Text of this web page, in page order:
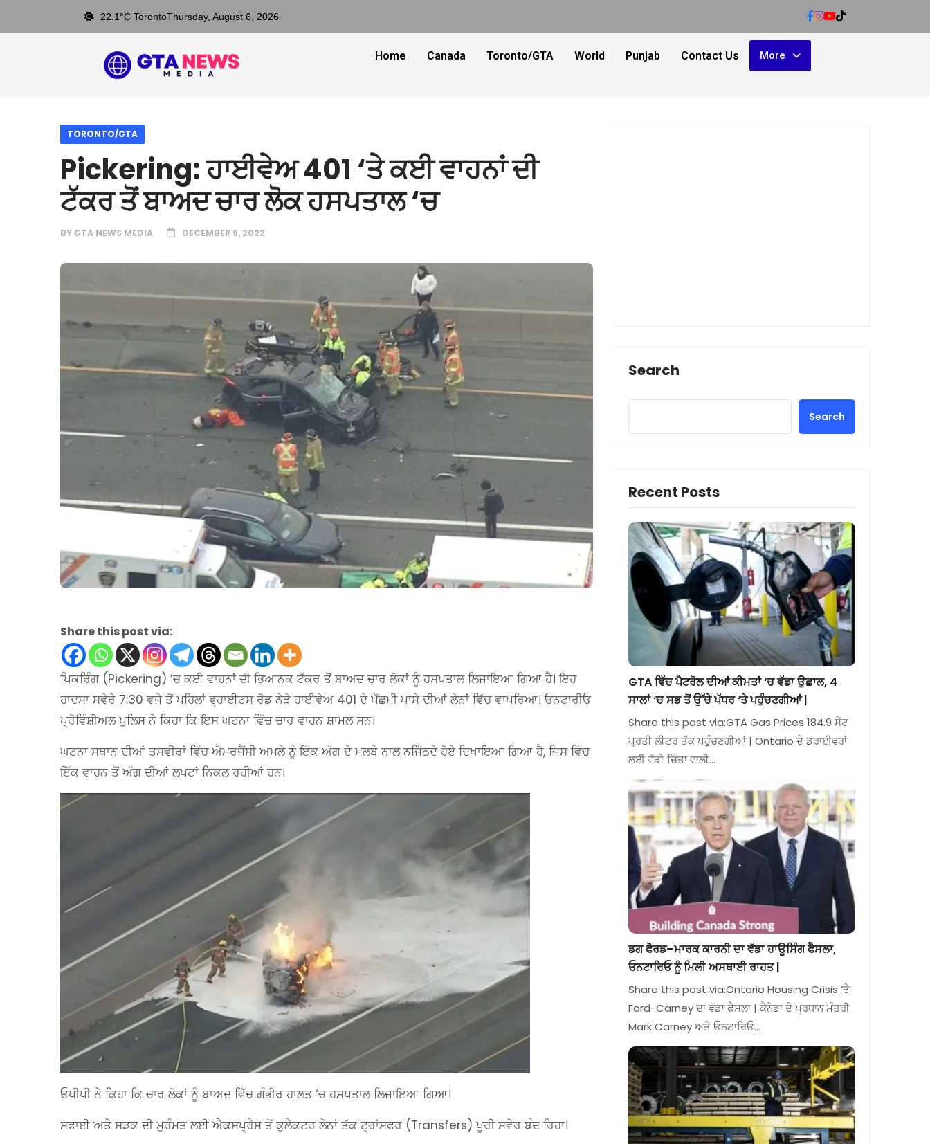
22.1°C TorontoThursday, August 6, 2026
Home Canada Toronto/GTA World Punjab Contact Us More
TORONTO/GTA
Pickering: ਹਾਈਵੇਅ 401 ‘ਤੇ ਕਈ ਵਾਹਨਾਂ ਦੀ
ਟੱਕਰ ਤੋਂ ਬਾਅਦ ਚਾਰ ਲੋਕ ਹਸਪਤਾਲ ‘ਚ
BY GTA NEWS MEDIA DECEMBER 9, 2022
Share this post via:
ਪਿਕਰਿੰਗ (Pickering) ‘ਚ ਕਈ ਵਾਹਨਾਂ ਦੀ ਭਿਆਨਕ ਟੱਕਰ ਤੋਂ ਬਾਅਦ ਚਾਰ ਲੋਕਾਂ ਨੂੰ ਹਸਪਤਾਲ ਲਿਜਾਇਆ ਗਿਆ ਹੈ। ਇਹ
ਹਾਦਸਾ ਸਵੇਰੇ 7:30 ਵਜੇ ਤੋਂ ਪਹਿਲਾਂ ਵ੍ਹਾਈਟਸ ਰੋਡ ਨੇੜੇ ਹਾਈਵੇਅ 401 ਦੇ ਪੱਛਮੀ ਪਾਸੇ ਦੀਆਂ ਲੇਨਾਂ ਵਿੱਚ ਵਾਪਰਿਆ। ਓਨਟਾਰੀਓ
ਪ੍ਰੋਵਿੰਸ਼ੀਅਲ ਪੁਲਿਸ ਨੇ ਕਿਹਾ ਕਿ ਇਸ ਘਟਨਾ ਵਿੱਚ ਚਾਰ ਵਾਹਨ ਸ਼ਾਮਲ ਸਨ।
ਘਟਨਾ ਸਥਾਨ ਦੀਆਂ ਤਸਵੀਰਾਂ ਵਿੱਚ ਐਮਰਜੈਂਸੀ ਅਮਲੇ ਨੂੰ ਇੱਕ ਅੱਗ ਦੇ ਮਲਬੇ ਨਾਲ ਨਜਿੱਠਦੇ ਹੋਏ ਦਿਖਾਇਆ ਗਿਆ ਹੈ, ਜਿਸ ਵਿੱਚ
ਇੱਕ ਵਾਹਨ ਤੋਂ ਅੱਗ ਦੀਆਂ ਲਪਟਾਂ ਨਿਕਲ ਰਹੀਆਂ ਹਨ।
ਓਪੀਪੀ ਨੇ ਕਿਹਾ ਕਿ ਚਾਰ ਲੋਕਾਂ ਨੂੰ ਬਾਅਦ ਵਿੱਚ ਗੰਭੀਰ ਹਾਲਤ ‘ਚ ਹਸਪਤਾਲ ਲਿਜਾਇਆ ਗਿਆ।
ਸਫਾਈ ਅਤੇ ਸੜਕ ਦੀ ਮੁਰੰਮਤ ਲਈ ਐਕਸਪ੍ਰੈਸ ਤੋਂ ਕੁਲੈਕਟਰ ਲੇਨਾਂ ਤੱਕ ਟ੍ਰਾਂਸਫਰ (Transfers) ਪੂਰੀ ਸਵੇਰ ਬੰਦ ਰਿਹਾ।
Search
Search
Recent Posts
GTA ਵਿੱਚ ਪੈਟਰੋਲ ਦੀਆਂ ਕੀਮਤਾਂ ‘ਚ ਵੱਡਾ ਉਛਾਲ, 4
ਸਾਲਾਂ ‘ਚ ਸਭ ਤੋਂ ਉੱਚੇ ਪੱਧਰ ‘ਤੇ ਪਹੁੰਚਣਗੀਆਂ |
Share this post via:GTA Gas Prices 184.9 ਸੈਂਟ
ਪ੍ਰਤੀ ਲੀਟਰ ਤੱਕ ਪਹੁੰਚਣਗੀਆਂ | Ontario ਦੇ ਡਰਾਈਵਰਾਂ
ਲਈ ਵੱਡੀ ਚਿੰਤਾ ਵਾਲੀ…
ਡਗ ਫੋਰਡ–ਮਾਰਕ ਕਾਰਨੀ ਦਾ ਵੱਡਾ ਹਾਊਸਿੰਗ ਫੈਸਲਾ,
ਓਨਟਾਰਿਓ ਨੂੰ ਮਿਲੀ ਅਸਥਾਈ ਰਾਹਤ |
Share this post via:Ontario Housing Crisis ‘ਤੇ
Ford-Carney ਦਾ ਵੱਡਾ ਫੈਸਲਾ | ਕੈਨੇਡਾ ਦੇ ਪ੍ਰਧਾਨ ਮੰਤਰੀ
Mark Carney ਅਤੇ ਓਨਟਾਰਿਓ…